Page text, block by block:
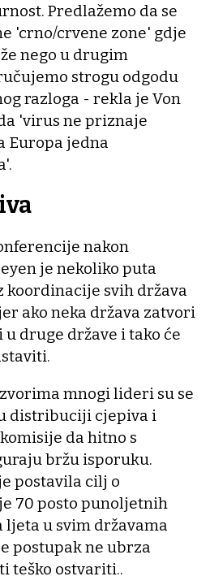
Predlažemo da se
'crno/crvene zone' gdje
nego u drugim
strogu odgodu
razloga - rekla je Von
'virus ne priznaje
Europa jedna
nakon
je nekoliko puta
koordinacije svih država
ako neka država zatvori
druge države i tako će
mnogi lideri su se
distribuciji cjepiva i
da hitno s
bržu isporuku.
postavila cilj o
70 posto punoljetnih
ljeta u svim državama
postupak ne ubrza
teško ostvariti..